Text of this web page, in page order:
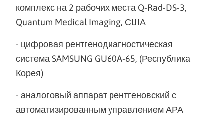
комплекс на 2 рабочих места Q-Rad-DS-3,
Quantum Medical Imaging, США
- цифровая рентгенодиагностическая
система SAMSUNG GU60A-65, (Республика
Корея)
- аналоговый аппарат рентгеновский с
автоматизированным управлением АРА